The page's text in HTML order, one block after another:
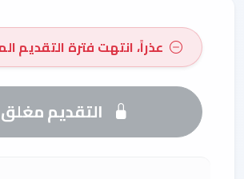
عذراً، انتهت فترة التقديم
التقديم مغلق